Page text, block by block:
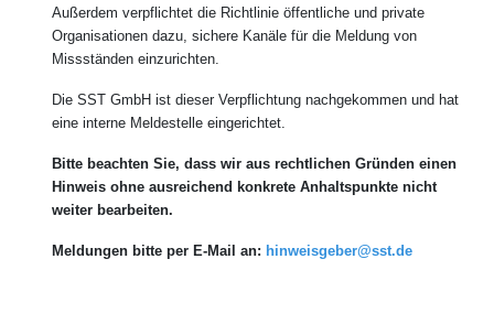
Außerdem verpflichtet die Richtlinie öffentliche und private
Organisationen dazu, sichere Kanäle für die Meldung von
Missständen einzurichten.
Die SST GmbH ist dieser Verpflichtung nachgekommen und hat
eine interne Meldestelle eingerichtet.
Bitte beachten Sie, dass wir aus rechtlichen Gründen einen
Hinweis ohne ausreichend konkrete Anhaltspunkte nicht
weiter bearbeiten.
Meldungen bitte per E-Mail an: hinweisgeber@sst.de